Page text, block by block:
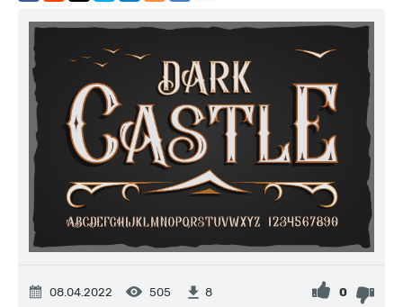
08.04.2022 505 8 0